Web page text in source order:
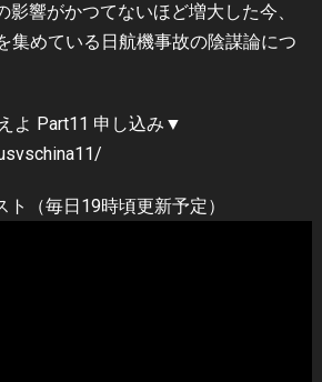
影響がかつてないほど増大した今、
集めている日航機事故の陰謀論につ
よ Part11 申し込み▼
（毎日19時頃更新予定）